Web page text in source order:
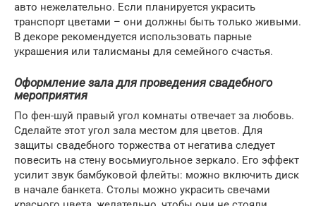
авто нежелательно. Если планируется украсить
транспорт цветами – они должны быть только живыми.
В декоре рекомендуется использовать парные
украшения или талисманы для семейного счастья.
Оформление зала для проведения свадебного
мероприятия
По фен-шуй правый угол комнаты отвечает за любовь.
Сделайте этот угол зала местом для цветов. Для
защиты свадебного торжества от негатива следует
повесить на стену восьмиугольное зеркало. Его эффект
усилит звук бамбуковой флейты: можно включить диск
в начале банкета. Столы можно украсить свечами